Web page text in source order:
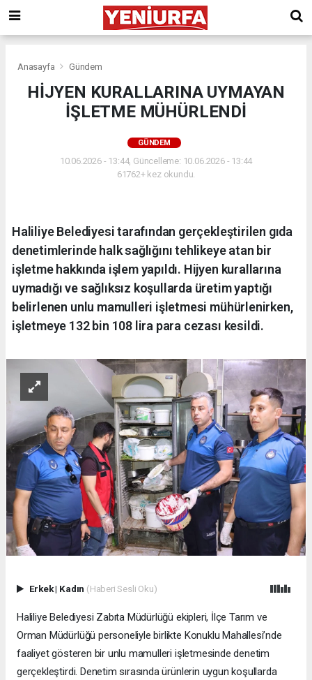
Anasayfa Gündem
HİJYEN KURALLARINA UYMAYAN
İŞLETME MÜHÜRLENDİ
GÜNDEM
10.06.2026 - 13:44, Güncelleme: 10.06.2026 - 13:44
61762+ kez okundu.
Haliliye Belediyesi tarafından gerçekleştirilen gıda
denetimlerinde halk sağlığını tehlikeye atan bir
işletme hakkında işlem yapıldı. Hijyen kurallarına
uymadığı ve sağlıksız koşullarda üretim yaptığı
belirlenen unlu mamulleri işletmesi mühürlenirken,
işletmeye 132 bin 108 lira para cezası kesildi.
Erkek| Kadın (Haberi Sesli Oku)
Haliliye Belediyesi Zabıta Müdürlüğü ekipleri, İlçe Tarım ve
Orman Müdürlüğü personeliyle birlikte Konuklu Mahallesi’nde
faaliyet gösteren bir unlu mamulleri işletmesinde denetim
gerçekleştirdi. Denetim sırasında ürünlerin uygun koşullarda